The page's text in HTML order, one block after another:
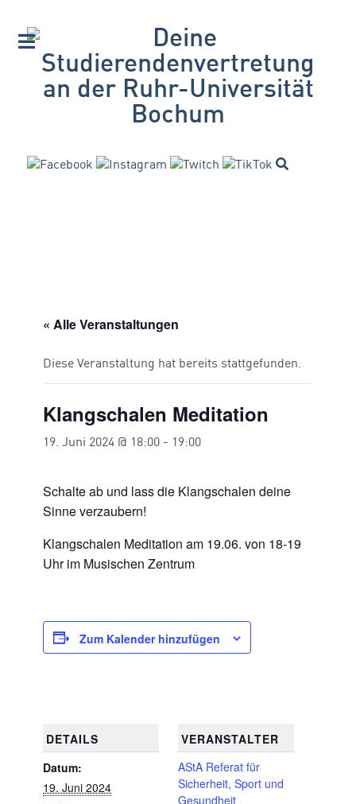
« Alle Veranstaltungen
Diese Veranstaltung hat bereits stattgefunden.
Klangschalen Meditation
19. Juni 2024 @ 18:00 - 19:00
Schalte ab und lass die Klangschalen deine
Sinne verzaubern!
Klangschalen Meditation am 19.06. von 18-19
Uhr im Musischen Zentrum
Zum Kalender hinzufügen
DETAILS
Datum:
19. Juni 2024
VERANSTALTER
AStA Referat für
Sicherheit, Sport und
Gesundheit